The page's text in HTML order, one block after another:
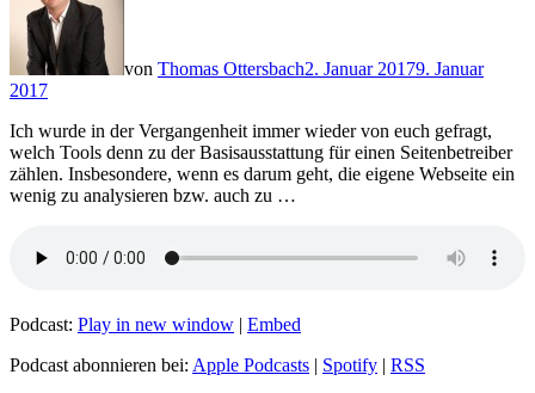
von Thomas Ottersbach2. Januar 20179. Januar
2017
Ich wurde in der Vergangenheit immer wieder von euch gefragt,
welch Tools denn zu der Basisausstattung für einen Seitenbetreiber
zählen. Insbesondere, wenn es darum geht, die eigene Webseite ein
wenig zu analysieren bzw. auch zu …
Podcast: Play in new window | Embed
Podcast abonnieren bei: Apple Podcasts | Spotify | RSS